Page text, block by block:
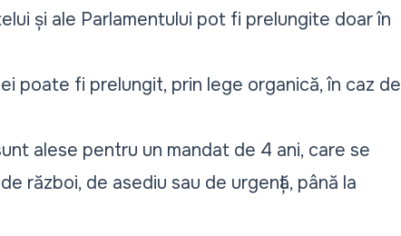
și ale Parlamentului pot fi prelungite doar în
poate fi prelungit, prin lege organică, în caz de
alese pentru un mandat de 4 ani, care se
război, de asediu sau de urgență, până la